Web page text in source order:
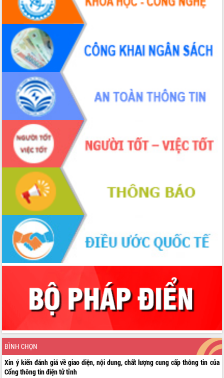
BÌNH CHỌN
Xin ý kiến đánh giá về giao diện, nội dung, chất lượng cung cấp thông tin của
Cổng thông tin điện tử tỉnh